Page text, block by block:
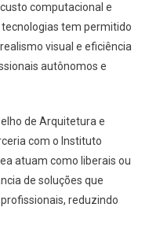
computacional e
tem permitido
visual e eficiência
autônomos e
de Arquitetura e
com o Instituto
atuam como liberais ou
de soluções que
reduzindo